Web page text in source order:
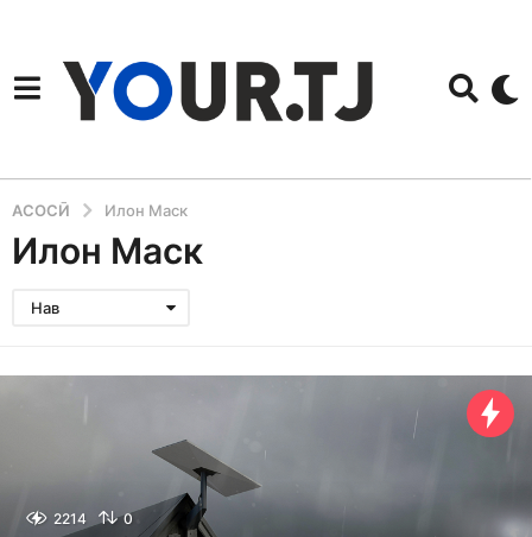
АСОСӢ Илон Маск
Илон Маск
Нав
2214 0